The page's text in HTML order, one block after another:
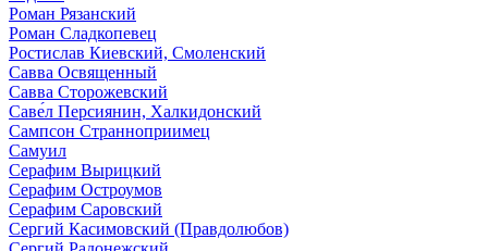
Роман Рязанский
Роман Сладкопевец
Ростислав Киевский, Смоленский
Савва Освященный
Савва Сторожевский
Саве́л Персиянин, Халкидонский
Сампсон Странноприимец
Самуил
Серафим Вырицкий
Серафим Остроумов
Серафим Саровский
Сергий Касимовский (Правдолюбов)